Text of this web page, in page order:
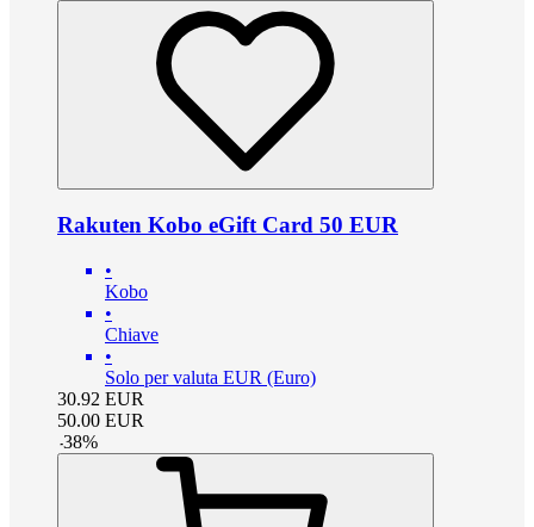
Rakuten Kobo eGift Card 50 EUR
•
Kobo
•
Chiave
•
Solo per valuta EUR (Euro)
30.92 EUR
50.00 EUR
-38%